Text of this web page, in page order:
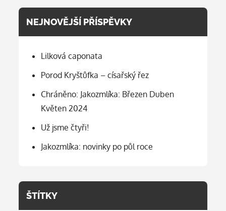
NEJNOVĚJŠÍ PŘÍSPĚVKY
Lilková caponata
Porod Kryštůfka – císařský řez
Chráněno: Jakozmlíka: Březen Duben
Květen 2024
Už jsme čtyři!
Jakozmlíka: novinky po půl roce
ŠTÍTKY